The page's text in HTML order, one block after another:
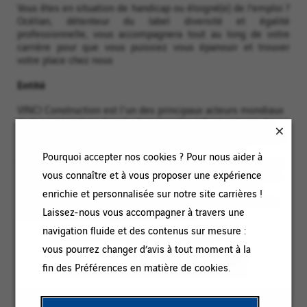
Pourquoi accepter nos cookies ? Pour nous aider à
vous connaître et à vous proposer une expérience
enrichie et personnalisée sur notre site carrières !
Laissez-nous vous accompagner à travers une
navigation fluide et des contenus sur mesure :
vous pourrez changer d’avis à tout moment à la
fin des Préférences en matière de cookies.
Vous êtes en situation de handicap ou éloigné(e) de l’emploi ?
Océlian, détenteur du label diversité et égalité
professionnelle, vous accompagnera tout au long de votre
carrière pour que vous puissiez vous épanouir et trouver
votre place chez nous
Entité
VINCI Construction est l'un des principaux acteurs mondiaux
de la construction, dans le domaine des infrastructures de
transport, des bâtiments, des réseaux et des aménagements
d'entreprises de proximité, des réseaux de spécialité et une
expertise spécifique sur les grands projets d'infrastructures.
Présentes dans plus de 100 pays, ses 1 300 entreprises
emploient plus de 119 000 collaborateurs et ont réalisé un
chiffre d'affaires de 31,5 milliards d'euros
PARTAGER